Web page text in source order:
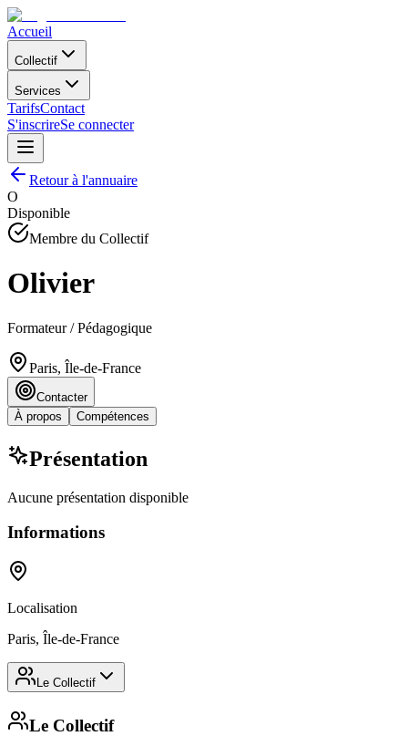
Accueil
Collectif
Services
TarifsContact
S'inscrireSe connecter
Retour à l'annuaire
O
Disponible
Membre du Collectif
Olivier
Formateur / Pédagogique
Paris, Île-de-France
Contacter
À propos
Compétences
Présentation
Aucune présentation disponible
Informations
Localisation
Paris, Île-de-France
Le Collectif
Le Collectif